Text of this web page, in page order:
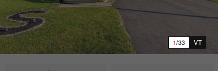
1/33 VT